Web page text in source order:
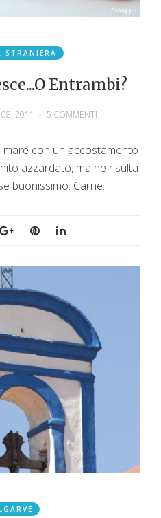
STRANIERA
Entrambi?
2011 - 5 COMMENTI
con un accostamento
azzardato, ma ne risulta
buonissimo: Carne...